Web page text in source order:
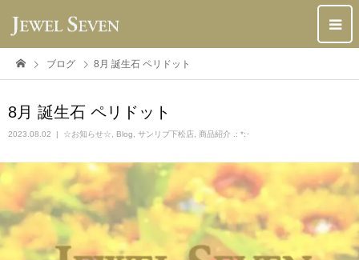
ブログ 8月 誕生石 ペリドット
8月 誕生石 ペリドット
2023.08.02 ☆お知らせ☆ Blog サンリブ下松店 商品紹介 .: *:･